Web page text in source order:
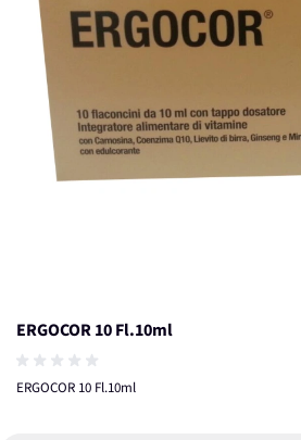
ERGOCOR 10 Fl.10ml
ERGOCOR 10 Fl.10ml